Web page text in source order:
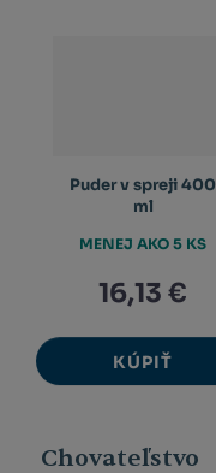
Puder v spreji 400
ml
16,13 €
KÚPIŤ
MENEJ AKO 5 KS
Chovateľstvo